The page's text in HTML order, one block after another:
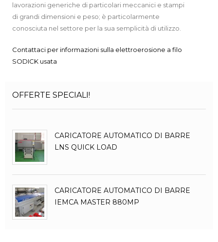
lavorazioni generiche di particolari meccanici e stampi
di grandi dimensioni e peso; è particolarmente
conosciuta nel settore per la sua semplicità di utilizzo.
Contattaci per informazioni sulla elettroerosione a filo
SODICK usata
OFFERTE SPECIALI!
CARICATORE AUTOMATICO DI BARRE
LNS QUICK LOAD
CARICATORE AUTOMATICO DI BARRE
IEMCA MASTER 880MP